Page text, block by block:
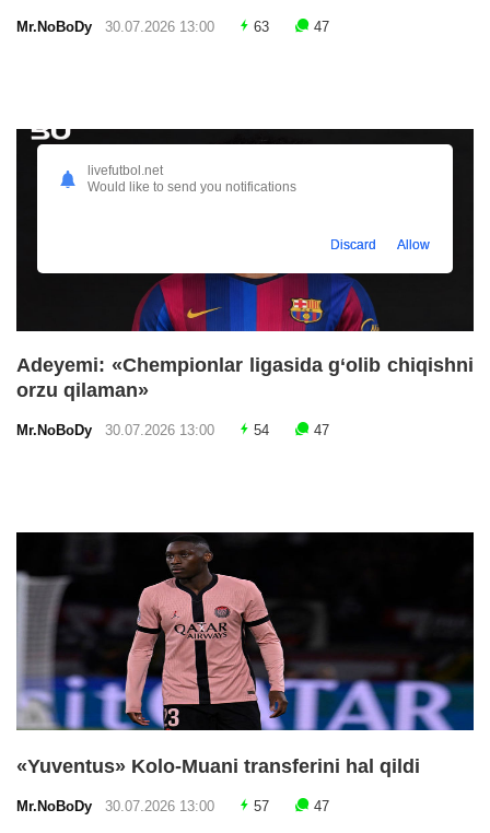
Mr.NoBoDy 30.07.2026 13:00 63 47
Adeyemi: «Chempionlar ligasida g‘olib chiqishni
orzu qilaman»
Mr.NoBoDy 30.07.2026 13:00 54 47
«Yuventus» Kolo-Muani transferini hal qildi
Mr.NoBoDy 30.07.2026 13:00 57 47
livefutbol.net
Would like to send you notifications
Discard Allow